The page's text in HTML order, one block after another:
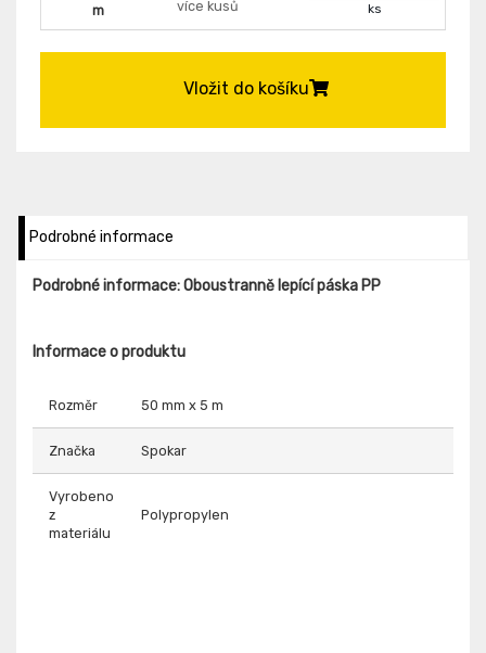
m
více kusů ks
Vložit do košíku
Podrobné informace
Podrobné informace: Oboustranně lepící páska PP
Informace o produktu
Rozměr 50 mm x 5 m
Značka Spokar
Vyrobeno
z
materiálu
Polypropylen